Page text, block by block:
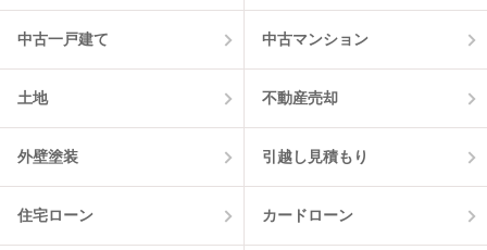
中古一戸建て 中古マンション
土地 不動産売却
外壁塗装 引越し見積もり
住宅ローン カードローン